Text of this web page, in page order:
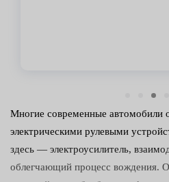
Многие современные автомобили
электрическими рулевыми
здесь — электроусилитель,
облегчающий процесс вождения.